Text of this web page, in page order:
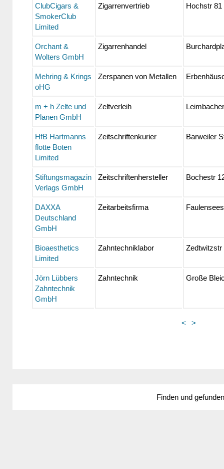
ClubCigars &
SmokerClub
Limited
Zigarrenvertrieb Hochstr 81
Orchant &
Wolters GmbH
Zigarrenhandel
Mehring & Krings
oHG
Zerspanen von Metallen
m + h Zelte und
Planen GmbH
Zeltverleih
HfB Hartmanns
flotte Boten
Limited
Zeitschriftenkurier Barweiler
Stiftungsmagazin
Verlags GmbH
Zeitschriftenhersteller Bochestr
DAXXA
Deutschland
GmbH
Zeitarbeitsfirma
Bioaesthetics
Limited
Zahntechniklabor Zedtwitzstr
Jörn Lübbers
Zahntechnik
GmbH
Zahntechnik Große
< >
Finden und